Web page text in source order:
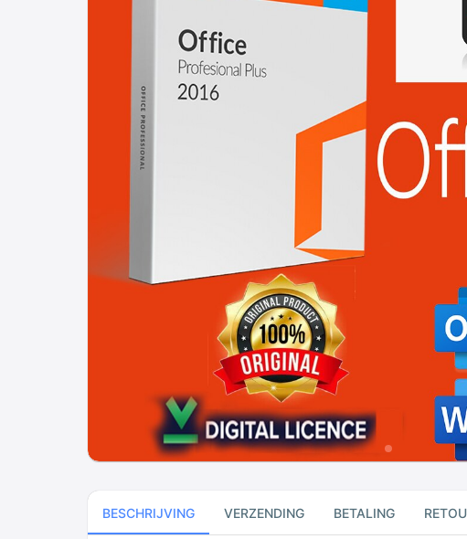
BESCHRIJVING VERZENDING BETALING